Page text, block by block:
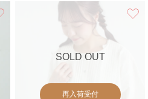
SOLD OUT
再入荷受付